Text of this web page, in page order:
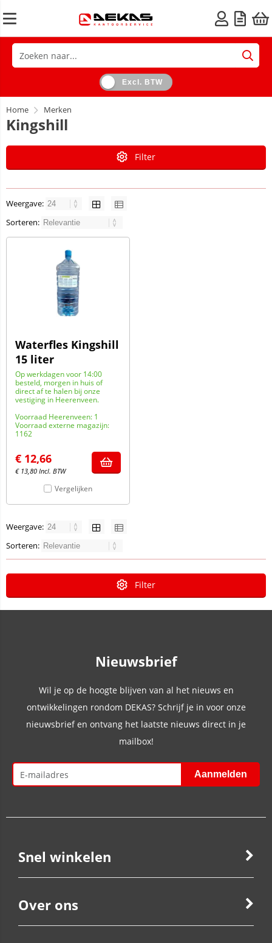
Excl. BTW
Home Merken
Kingshill
Filter
Weergave:
Sorteren:
Waterfles Kingshill
15 liter
Op werkdagen voor 14:00
besteld, morgen in huis of
direct af te halen bij onze
vestiging in Heerenveen.
Voorraad Heerenveen: 1
Voorraad externe magazijn:
1162
€ 12,66
€ 13,80 Incl. BTW
Vergelijken
Weergave:
Sorteren:
Filter
Nieuwsbrief
Wil je op de hoogte blijven van al het nieuws en
ontwikkelingen rondom DEKAS? Schrijf je in voor onze
nieuwsbrief en ontvang het laatste nieuws direct in je
mailbox!
Snel winkelen
Over ons